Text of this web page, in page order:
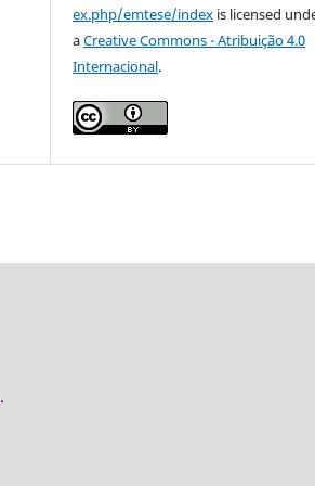
ex.php/emtese/index is licensed
aCreative Commons - Atribuição 4.0
Internacional.
.